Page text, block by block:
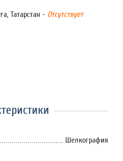
Татарстан - Отсутствует
Шелкография